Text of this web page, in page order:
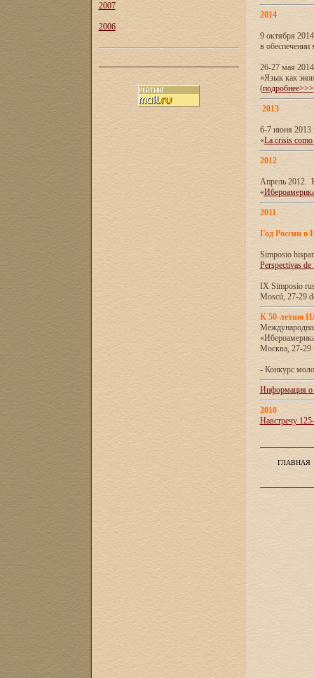
2007
2006
2014
9 октября
в обеспечении
26-27 мая
«Язык как
(подробнее>>>
2013
6-7 июня 2013
«La crisis como
2012
Апрель 2012.
«
2011
Год России в
Simposio
Perspectivas
IX Simposio
Moscú, 27-29
К 50-летию
Москва, 27-29
- Конкурс
Информация о
2010
Навстречу
ГЛАВНАЯ